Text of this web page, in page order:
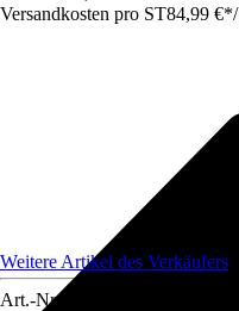
Versandkosten pro ST84,99 €*/
Weitere Artikel des Verkäufers
Art.-Nr.